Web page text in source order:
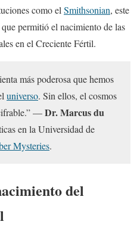
como el Smithsonian, este
permitió el nacimiento de las
en el Creciente Fértil.
más poderosa que hemos
universo. Sin ellos, el cosmos
—Dr. Marcus du
en la Universidad de
Mysteries.
del